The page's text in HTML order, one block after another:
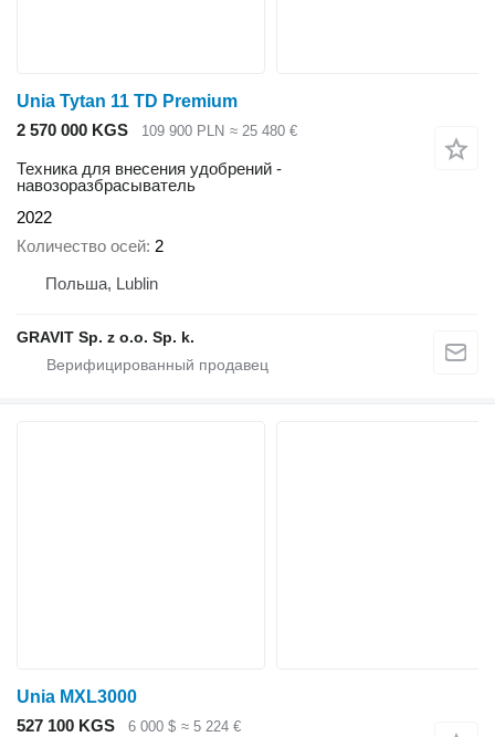
Unia Tytan 11 TD Premium
2 570 000 KGS
109 900 PLN ≈ 25 480 €
Техника для внесения удобрений -
навозоразбрасыватель
2022
Количество осей 2
Польша, Lublin
GRAVIT Sp. z o.o. Sp. k.
Unia MXL3000
527 100 KGS
6 000 $ ≈ 5 224 €